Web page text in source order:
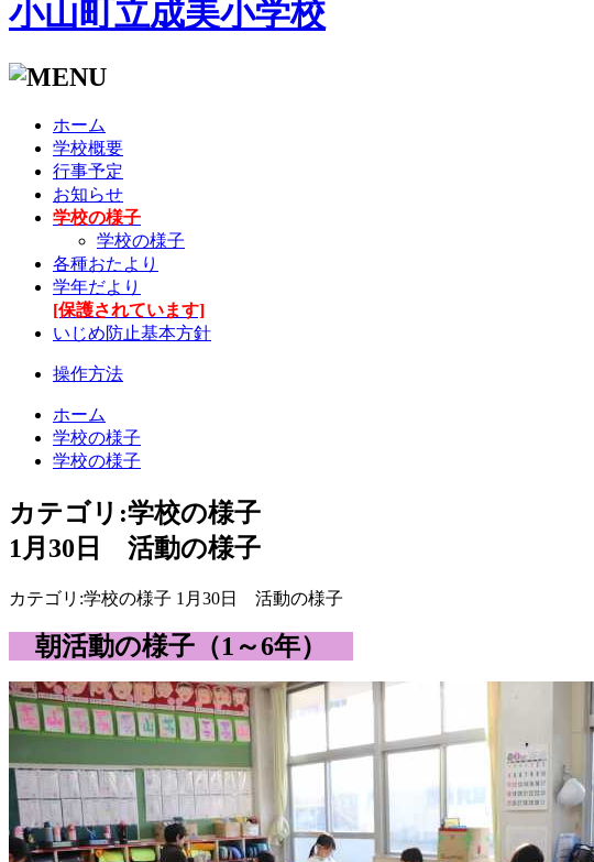
小山町立成美小学校
ホーム
学校概要
行事予定
お知らせ
学校の様子
学校の様子
各種おたより
学年だより
[保護されています]
いじめ防止基本方針
操作方法
ホーム
学校の様子
学校の様子
カテゴリ:学校の様子
1月30日 活動の様子
カテゴリ:学校の様子 1月30日 活動の様子
朝活動の様子（1～6年）